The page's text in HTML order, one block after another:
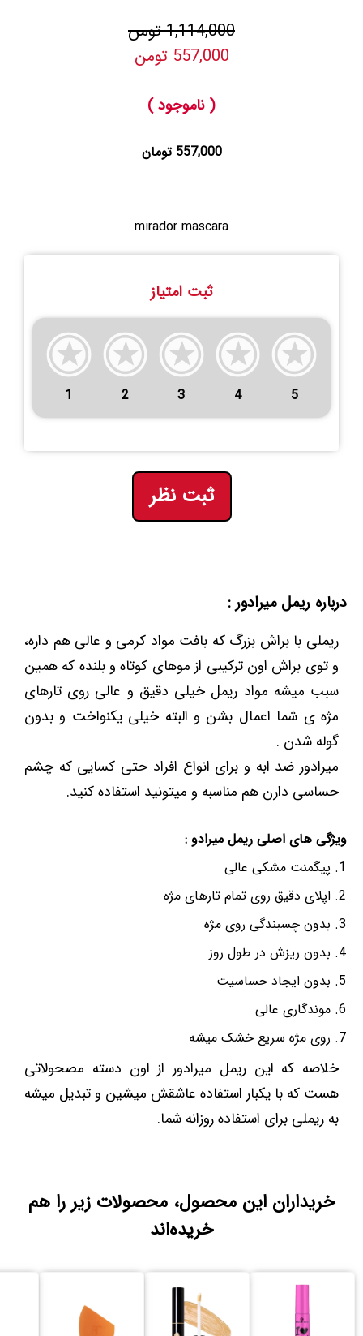
1,114,000 تومن
557,000 تومن
( ناموجود )
557,000 تومان
mirador mascara
ثبت امتیاز
1 2 3 4 5
ثبت نظر
درباره ریمل میرادور :
ریملی با براش بزرگ که بافت مواد کرمی و عالی هم داره،
و توی براش اون ترکیبی از موهای کوتاه و بلنده که همین
سبب میشه مواد ریمل خیلی دقیق و عالی روی تارهای
مژه ی شما اعمال بشن و البته خیلی یکنواخت و بدون
گوله شدن .
میرادور ضد ابه و برای انواع افراد حتی کسایی که چشم
حساسی دارن هم مناسبه و میتونید استفاده کنید.
ویژگی های اصلی ریمل میرادو :
پیگمنت مشکی عالی
اپلای دقیق روی تمام تارهای مژه
بدون چسبندگی روی مژه
بدون ریزش در طول روز
بدون ایجاد حساسیت
موندگاری عالی
روی مژه سریع خشک میشه
خلاصه که این ریمل میرادور از اون دسته مصحولاتی
هست که با یکبار استفاده عاشقش میشین و تبدیل میشه
به ریملی برای استفاده روزانه شما.
خریداران این محصول، محصولات زیر را هم
خریده‌اند